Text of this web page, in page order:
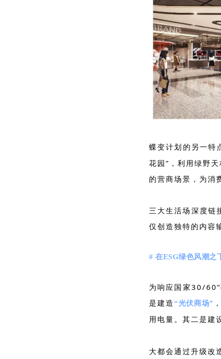
蝶变计划的另一特
花园”，利用绿野
的营商场景，为消
三大生活场深度链
仅创造独特的内容
# 在ESG绿色风潮之
为响应国家30/
是建造“光伏商场”
用电量。其二是建
大都会通过升级改